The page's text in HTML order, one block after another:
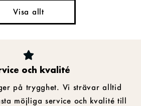
Visa allt
och kvalité
på trygghet. Vi strävar alltid
möjliga service och kvalité till